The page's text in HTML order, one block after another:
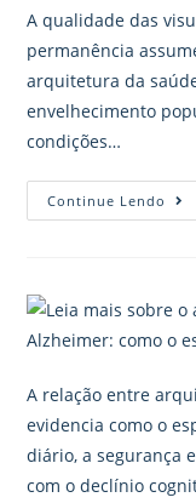
A qualidade das
permanência
arquitetura da
envelhecimento
condições…
Continue Lendo
A relação entre
evidencia como o
diário, a segurança
com o declínio